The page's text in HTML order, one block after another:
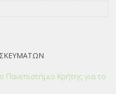
Κρήτης για το